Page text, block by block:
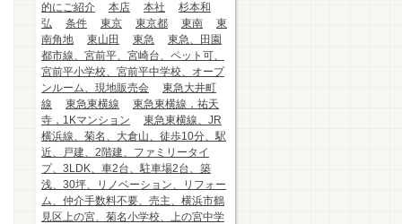
的にご紹介
本店 本社
杉本和
弘
条件 東京 東京都 東南
東
南角地
東山田 東急
東急、田園
都市線、宮前平、宮崎台、ペット可、
宮前平小学校、宮前平中学校、オープ
ンルーム、現地販売会
東急大井町
線
東急東横線
東急東横線，祐天
寺，1Kマンション
東急東横線、JR
横浜線、菊名、大倉山、徒歩10分、駅
近、戸建、2階建、ファミリータイ
プ、3LDK、車2台、駐車場2台、築
浅、30坪、リノベーション、リフォー
ム、仲介手数料不要、売主、横浜市鶴
見区上の宮、菊名小学校、上の宮中学